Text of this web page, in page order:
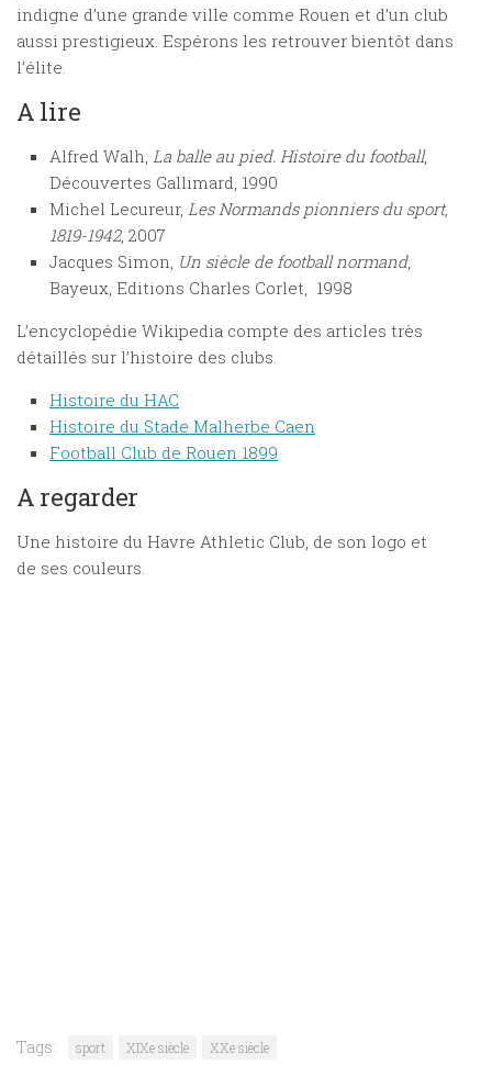
indigne d’une grande ville comme Rouen et d’un club
aussi prestigieux. Espérons les retrouver bientôt dans
l’élite.
A lire
Alfred Walh, La balle au pied. Histoire du football,
Découvertes Gallimard, 1990
Michel Lecureur, Les Normands pionniers du sport,
1819-1942, 2007
Jacques Simon, Un siècle de football normand,
Bayeux, Editions Charles Corlet, ‎ 1998
L’encyclopédie Wikipedia compte des articles très
détaillés sur l’histoire des clubs.
Histoire du HAC
Histoire du Stade Malherbe Caen
Football Club de Rouen 1899
A regarder
Une histoire du Havre Athletic Club, de son logo et
de ses couleurs.
Tags: sport XIXe siècle XXe siècle